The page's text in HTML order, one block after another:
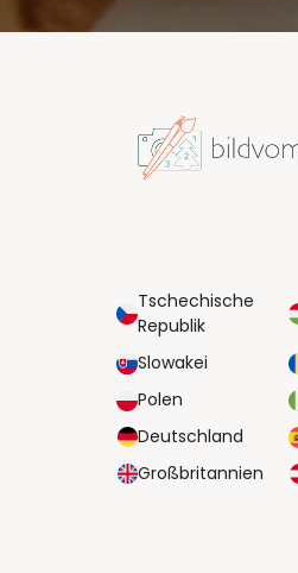
Tschechische
Republik
Slowakei
Polen
Deutschland
Großbritannien